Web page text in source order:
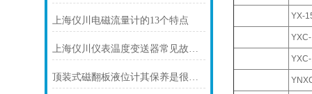
上海仪川电磁流量计的13个特点
上海仪川仪表温度变送器常见故障及解决方法
顶装式磁翻板液位计其保养是很有讲究的
YX-